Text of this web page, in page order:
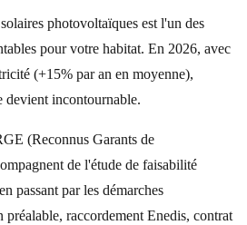
photovoltaïques est l'un des
pour votre habitat. En 2026, avec
(+15% par an en moyenne),
devient incontournable.
(Reconnus Garants de
de l'étude de faisabilité
passant par les démarches
préalable, raccordement Enedis, contrat